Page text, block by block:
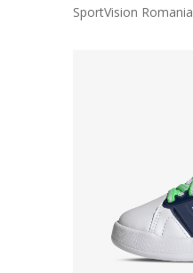
SportVision Romania